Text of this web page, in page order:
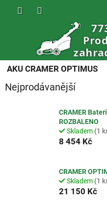
AKU CRAMER OPTIMUS
Nejprodávanější
CRAMER
ROZBALENO
Skladem (1
8 454 Kč
CRAMER
Skladem (1
21 150 Kč